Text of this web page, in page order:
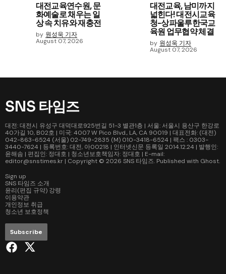
대전교육연수원, 문
화예술로 채우는 일
상 속 치유와 재충전
by 원성욱 기자
August 07, 2026
대전교육, 남미까지
넓힌다! 대전시교육
청-상파울루한국교
육원 업무협약 체결
by 원성욱 기자
August 07, 2026
SNS 타임즈
대전: 대전시 유성구 대덕대로925번길 51-3 별관1층 | 서울: 서울시 용산구 한강로
40가길 10, B02호 | 미국: 4007 W Pico Blvd., LA, CA 90019 | 대표전화: (대전)
042-863-6524 (서울) 02-749-2835 (M) 010-3418-6524 | 팩스 : 0303-
3440-7624 | 등록번호: 대전, 아00218 | 인터넷신문 등록일 2014.12.24 | 발행인:
윤해솜 | 편집인: 정대호 | 청소년보호책임자: 정대호 | E-mail:
editor@snstimes.kr | Copyright © 2026 SNS 타임즈. Published with Ghost.
Sign up
SNS 타임즈 소개
윤리(편집 규약) 강령
이용약관
개인정보 취급
청소년 보호정책
Subscribe